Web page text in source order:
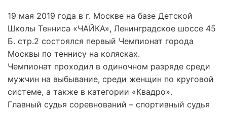
19 мая 2019 года в г. Москве на базе Детской
Школы Тенниса «ЧАЙКА», Ленинградское шоссе 45
Б. стр.2 состоялся первый Чемпионат города
Москвы по теннису на колясках.
Чемпионат проходил в одиночном разряде среди
мужчин на выбывание, среди женщин по круговой
системе, а также в категории «Квадро».
Главный судья соревнований – спортивный судья